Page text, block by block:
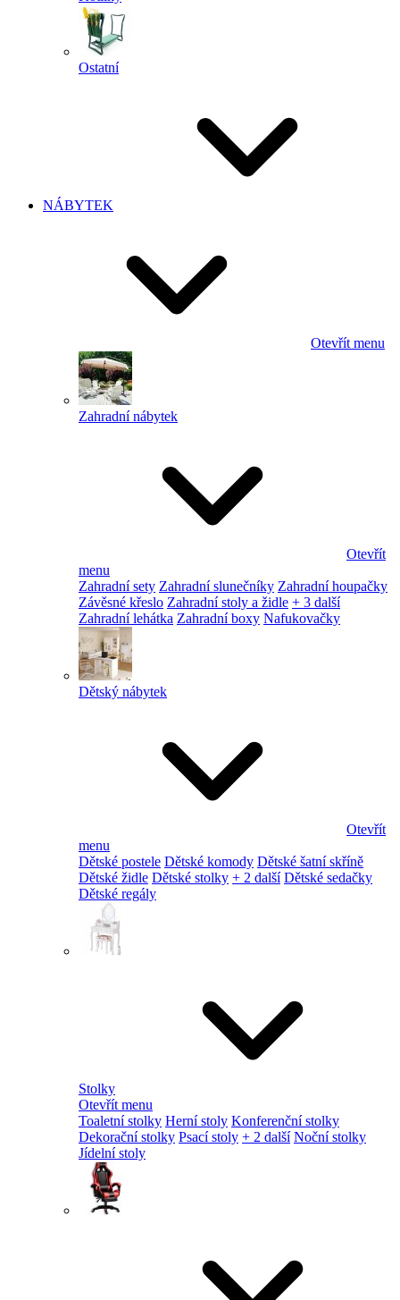
Ostatní
NÁBYTEK
Otevřít menu
Zahradní nábytek
Otevřít
menu
Zahradní sety Zahradní slunečníky Zahradní houpačky
Závěsné křeslo Zahradní stoly a židle + 3 další
Zahradní lehátka Zahradní boxy Nafukovačky
Dětský nábytek
Otevřít
menu
Dětské postele Dětské komody Dětské šatní skříně
Dětské židle Dětské stolky + 2 další Dětské sedačky
Dětské regály
Stolky
Otevřít menu
Toaletní stolky Herní stoly Konferenční stolky
Dekorační stolky Psací stoly + 2 další Noční stolky
Jídelní stoly